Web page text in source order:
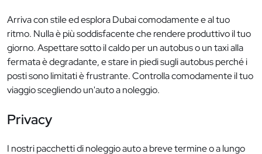
Arriva con stile ed esplora Dubai comodamente e al tuo
ritmo. Nulla è più soddisfacente che rendere produttivo il tuo
giorno. Aspettare sotto il caldo per un autobus o un taxi alla
fermata è degradante, e stare in piedi sugli autobus perché i
posti sono limitati è frustrante. Controlla comodamente il tuo
viaggio scegliendo un'auto a noleggio.
Privacy
I nostri pacchetti di noleggio auto a breve termine o a lungo